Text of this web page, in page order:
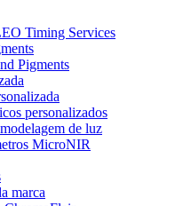
Timing Services
Pigments
personalizados
de luz
MicroNIR
marca